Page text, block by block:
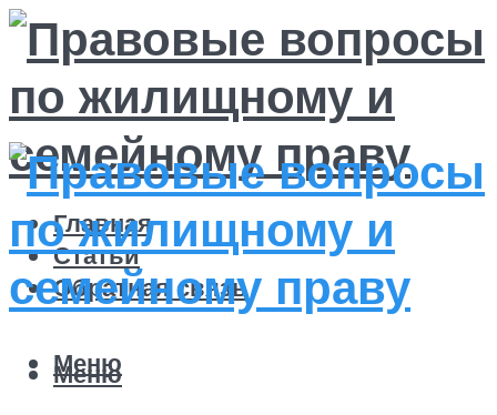
Главная
Статьи
Обратная связь
Меню
Меню